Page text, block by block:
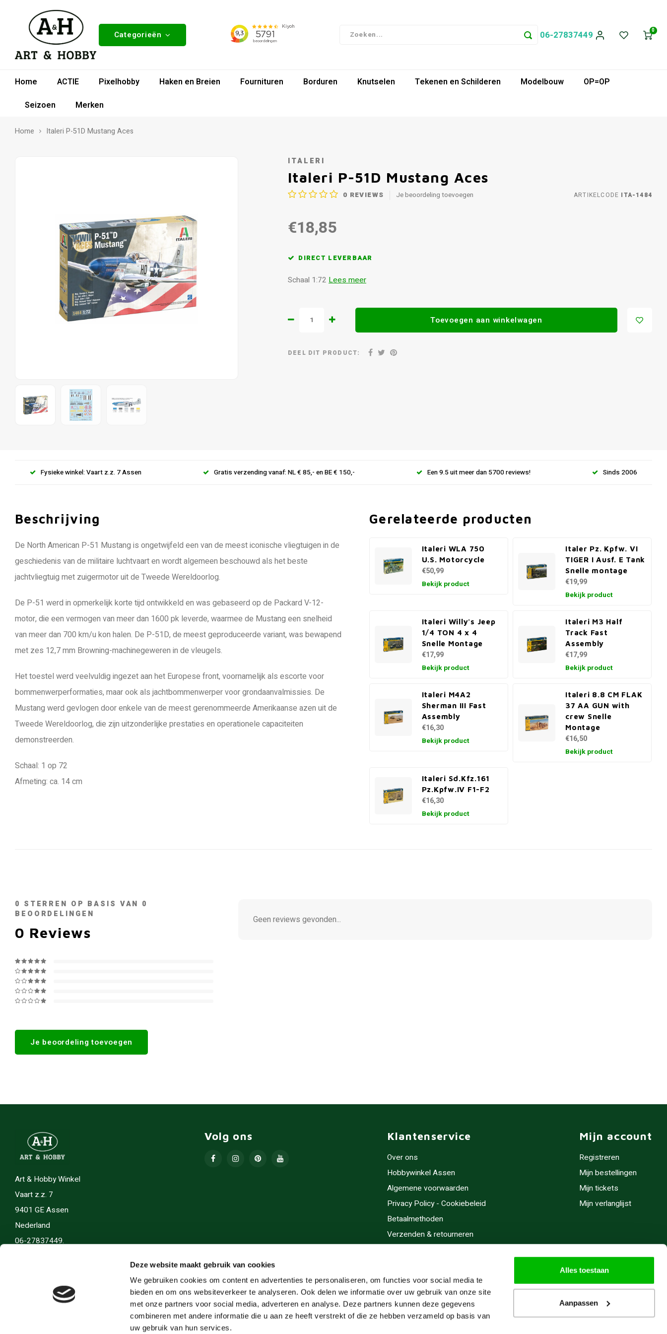
Deze website maakt gebruik van cookies
We gebruiken cookies om content en advertenties te personaliseren, om functies voor social media te
bieden en om ons websiteverkeer te analyseren. Ook delen we informatie over uw gebruik van onze site
met onze partners voor social media, adverteren en analyse. Deze partners kunnen deze gegevens
combineren met andere informatie die u aan ze heeft verstrekt of die ze hebben verzameld op basis van
uw gebruik van hun services.
Alles toestaan
Aanpassen
Categorieën 06-27837449 0
Home ACTIE Pixelhobby Haken en Breien Fournituren Borduren Knutselen Tekenen en Schilderen Modelbouw
OP=OP
Seizoen
Merken
Home Italeri P-51D Mustang Aces
ITALERI
Italeri P-51D Mustang Aces
0 REVIEWS Je beoordeling toevoegen ARTIKELCODE ITA-1484
€18,85
DIRECT LEVERBAAR
Schaal 1:72 Lees meer
Toevoegen aan winkelwagen
DEEL DIT PRODUCT:
Fysieke winkel: Vaart z.z. 7 Assen Gratis verzending vanaf: NL € 85,- en BE € 150,- Een 9.5 uit meer dan 5700 reviews! Sinds 2006
Beschrijving
De North American P-51 Mustang is ongetwijfeld een van de meest iconische vliegtuigen in de
geschiedenis van de militaire luchtvaart en wordt algemeen beschouwd als het beste
jachtvliegtuig met zuigermotor uit de Tweede Wereldoorlog.
De P-51 werd in opmerkelijk korte tijd ontwikkeld en was gebaseerd op de Packard V-12-
motor, die een vermogen van meer dan 1600 pk leverde, waarmee de Mustang een snelheid
van meer dan 700 km/u kon halen. De P-51D, de meest geproduceerde variant, was bewapend
met zes 12,7 mm Browning-machinegeweren in de vleugels.
Het toestel werd veelvuldig ingezet aan het Europese front, voornamelijk als escorte voor
bommenwerperformaties, maar ook als jachtbommenwerper voor grondaanvalmissies. De
Mustang werd gevlogen door enkele van de meest gerenommeerde Amerikaanse azen uit de
Tweede Wereldoorlog, die zijn uitzonderlijke prestaties en operationele capaciteiten
demonstreerden.
Schaal: 1 op 72
Afmeting: ca. 14 cm
Gerelateerde producten
Italeri WLA 750
U.S. Motorcycle
€50,99
Bekijk product
Italer Pz. Kpfw. VI
TIGER I Ausf. E Tank
Snelle montage
€19,99
Bekijk product
Italeri Willy's Jeep
1/4 TON 4 x 4
Snelle Montage
€17,99
Bekijk product
Italeri M3 Half
Track Fast
Assembly
€17,99
Bekijk product
Italeri M4A2
Sherman III Fast
Assembly
€16,30
Bekijk product
Italeri 8.8 CM FLAK
37 AA GUN with
crew Snelle
Montage
€16,50
Bekijk product
Italeri Sd.Kfz.161
Pz.Kpfw.IV F1-F2
€16,30
Bekijk product
0 STERREN OP BASIS VAN 0
BEOORDELINGEN
0 Reviews
Je beoordeling toevoegen
Geen reviews gevonden...
Art & Hobby Winkel
Vaart z.z. 7
9401 GE Assen
Nederland
06-27837449.
Volg ons Klantenservice
Over ons
Hobbywinkel Assen
Algemene voorwaarden
Privacy Policy - Cookiebeleid
Betaalmethoden
Verzenden & retourneren
Cadeaubonnen
Inlijsten
Servicegebieden
Mijn account
Registreren
Mijn bestellingen
Mijn tickets
Mijn verlanglijst